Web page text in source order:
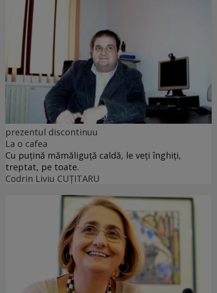
prezentul discontinuu
La o cafea
Cu puţină mămăliguţă caldă, le veţi înghiţi,
treptat, pe toate.
Codrin Liviu CUŢITARU